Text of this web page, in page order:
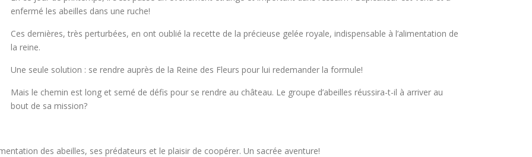
enfermé les abeilles dans une ruche!
Ces dernières, très perturbées, en ont oublié la recette de la précieuse gelée royale, indispensable à l’alimentation de
la reine.
Une seule solution : se rendre auprès de la Reine des Fleurs pour lui redemander la formule!
Mais le chemin est long et semé de défis pour se rendre au château. Le groupe d’abeilles réussira-t-il à arriver au
bout de sa mission?
des abeilles, ses prédateurs et le plaisir de coopérer. Un sacrée aventure!